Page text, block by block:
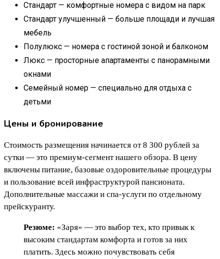
Стандарт — комфортные номера с видом на парк
Стандарт улучшенный — больше площади и лучшая
мебель
Полулюкс — номера с гостиной зоной и балконом
Люкс — просторные апартаменты с панорамными
окнами
Семейный номер — специально для отдыха с
детьми
Цены и бронирование
Стоимость размещения начинается от 8 300 рублей за
сутки — это премиум-сегмент нашего обзора. В цену
включены питание, базовые оздоровительные процедуры
и пользование всей инфраструктурой пансионата.
Дополнительные массажи и спа-услуги по отдельному
прейскуранту.
Резюме: «Заря» — это выбор тех, кто привык к
высоким стандартам комфорта и готов за них
платить. Здесь можно почувствовать себя